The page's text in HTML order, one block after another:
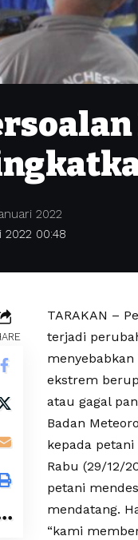
2022 00:48
2022
TARAKAN –
terjadi
ekstrem
atau gagal
Badan
kepada
Rabu (29/12/
petani
mendatang.
“kami